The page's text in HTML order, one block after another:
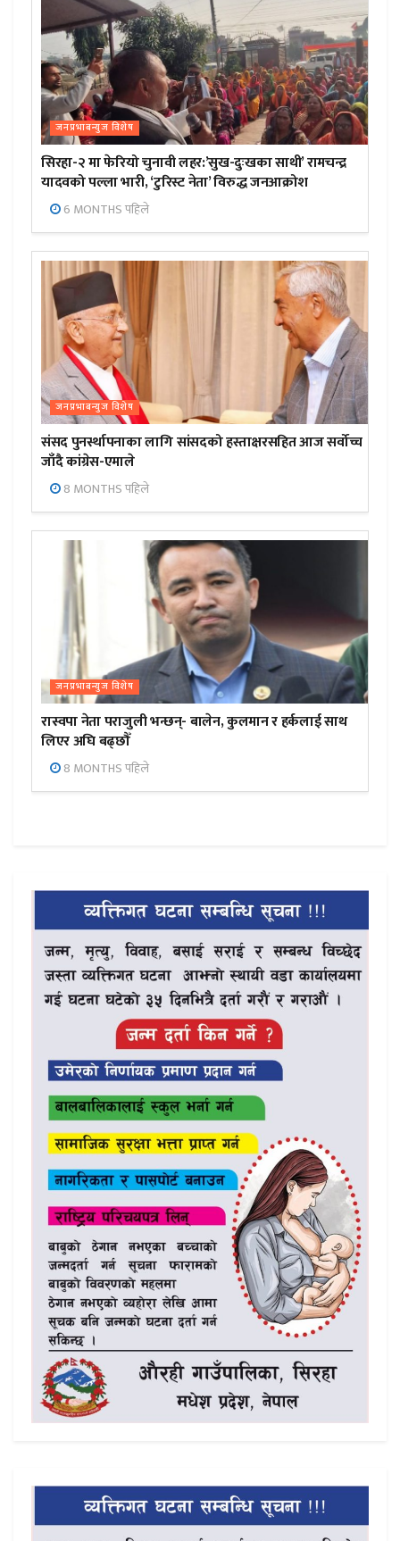
जनप्रभाबन्युज विशेष
सिरहा-२ मा फेरियो चुनावी लहर:’सुख-दुःखका साथी’ रामचन्द्र
यादवको पल्ला भारी, ‘टुरिस्ट नेता’ विरुद्ध जनआक्रोश
6 MONTHS पहिले
जनप्रभाबन्युज विशेष
संसद पुनर्स्थापनाका लागि सांसदको हस्ताक्षरसहित आज सर्वोच्च
जाँदै कांग्रेस-एमाले
8 MONTHS पहिले
जनप्रभाबन्युज विशेष
रास्वपा नेता पराजुली भन्छन्- बालेन, कुलमान र हर्कलाई साथ
लिएर अघि बढ्छौँ
8 MONTHS पहिले